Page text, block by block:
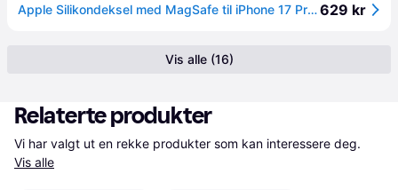
Apple Silikondeksel med MagSafe til iPhone 17 Pro Midnatt629 kr
Vis alle (16)
Relaterte produkter
Vis alle